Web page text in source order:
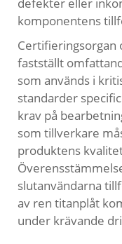
defekter eller
komponentens
Certifieringsorgan
fastställt
som används i
standarder
krav på
som tillverkare
produktens
slutanvändarna
av ren titanplåt
under krävande